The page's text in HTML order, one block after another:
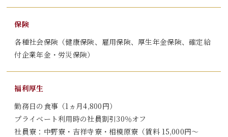
保険
各種社会保険（健康保険、雇用保険、厚生年金保険、確定給
付企業年金・労災保険）
福利厚生
勤務日の食事（1 ヵ月4,800円）
プライベート利用時の社員割引30％オフ
社員寮：中野寮・吉祥寺寮・相模原寮（賃料 15,000円～